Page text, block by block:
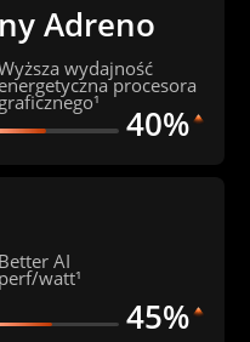
40%
wydajność
energetyczna procesora
graficznego¹
Adreno
45%
Better AI
perf/watt¹